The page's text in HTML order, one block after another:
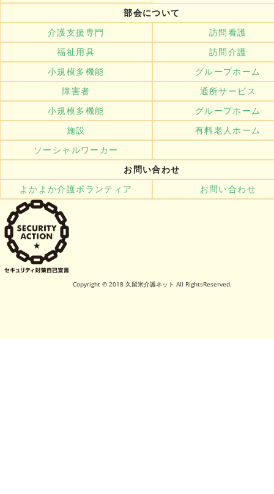
部会について
介護支援専門
訪問看護
福祉用具
訪問介護
小規模多機能
グループホーム
障害者
通所サービス
小規模多機能
グループホーム
施設
有料老人ホーム
ソーシャルワーカー
お問い合わせ
よかよか介護ボランティア
お問い合わせ
Copyright © 2018 久留米介護ネット All RightsReserved.